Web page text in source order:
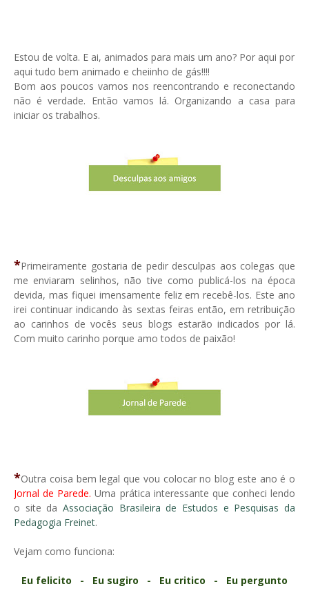
Estou de volta. E ai, animados para mais um ano? Por aqui por
aqui tudo bem animado e cheiinho de gás!!!!
Bom aos poucos vamos nos reencontrando e reconectando
não é verdade. Então vamos lá. Organizando a casa para
iniciar os trabalhos.
*Primeiramente gostaria de pedir desculpas aos colegas que
me enviaram selinhos, não tive como publicá-los na época
devida, mas fiquei imensamente feliz em recebê-los. Este ano
irei continuar indicando às sextas feiras então, em retribuição
ao carinhos de vocês seus blogs estarão indicados por lá.
Com muito carinho porque amo todos de paixão!
*Outra coisa bem legal que vou colocar no blog este ano é o
Jornal de Parede.Uma prática interessante que conheci lendo
o site da Associação Brasileira de Estudos e Pesquisas da
Pedagogia Freinet.
Vejam como funciona:
Eu felicito - Eu sugiro - Eu critico - Eu pergunto